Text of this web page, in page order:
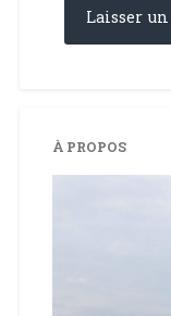
À PROPOS